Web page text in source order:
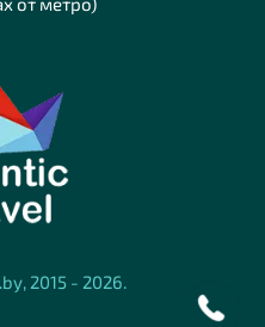
2015 - 2026.